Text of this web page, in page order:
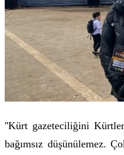
''Kürt gazeteciliğini
bağımsız düşünülemez.